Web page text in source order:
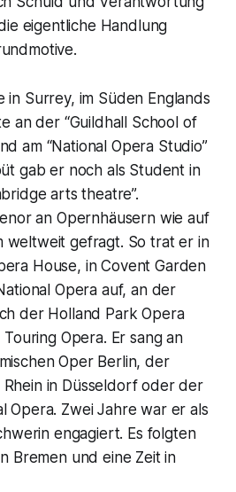
eigentliche Handlung
Surrey, im Süden Englands
an der “Guildhall School of
am “National Opera Studio”
gab er noch als Student in
arts theatre”.
an Opernhäusern wie auf
weltweit gefragt. So trat er in
House, in Covent Garden
Opera auf, an der
der Holland Park Opera
Opera. Er sang an
Oper Berlin, der
Rhein in Düsseldorf oder der
Opera. Zwei Jahre war er als
engagiert. Es folgten
Bremen und eine Zeit in